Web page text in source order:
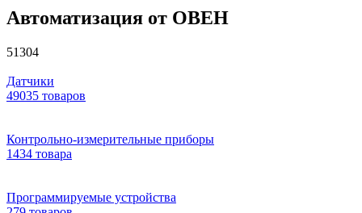
Автоматизация от ОВЕН
51304
Датчики
49035 товаров
Контрольно-измерительные приборы
1434 товара
Программируемые устройства